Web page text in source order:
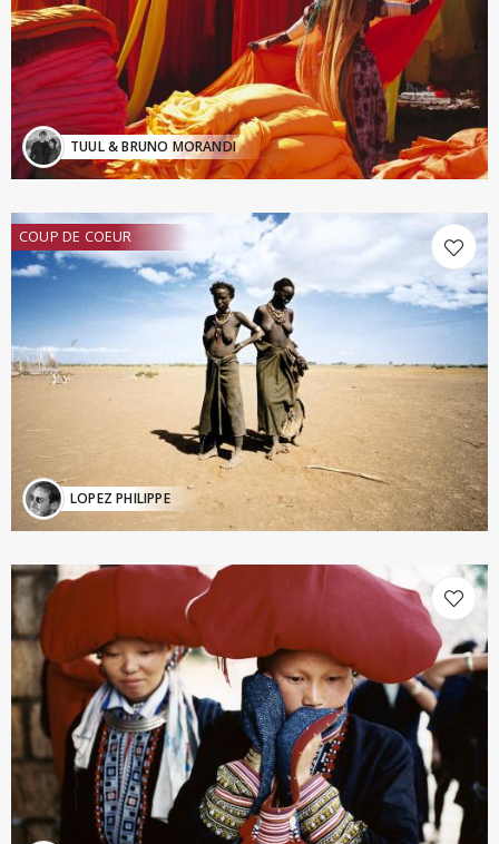
TUUL & BRUNO MORANDI
COUP DE COEUR
LOPEZ PHILIPPE